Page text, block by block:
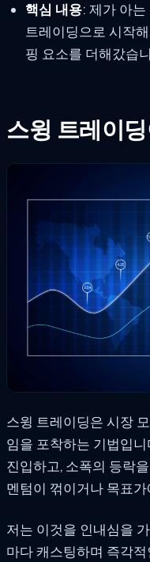
핵심 내용: 제가 아는
트레이딩으로 시작
핑 요소를 더해갔습
스윙 트레이
스윙 트레이딩은 시장
임을 포착하는 기법입
진입하고, 소폭의 등락
멘텀이 꺾이거나 목표
저는 이것을 인내심을
마다 캐스팅하며 즉각